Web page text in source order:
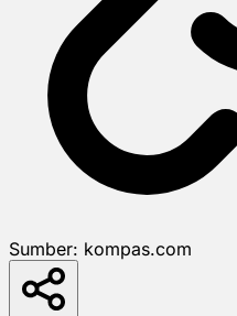
Sumber: kompas.com